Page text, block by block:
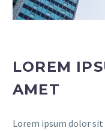
LOREM
AMET
Lorem ipsum dolor